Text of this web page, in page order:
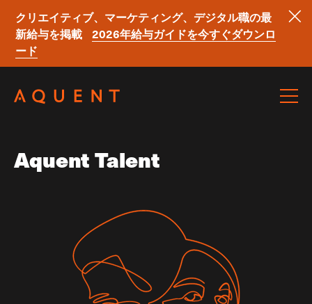
クリエイティブ、マーケティング、デジタル職の最
新給与を掲載
2026年給与ガイドを今すぐダウンロ
ード
Aquent Talent